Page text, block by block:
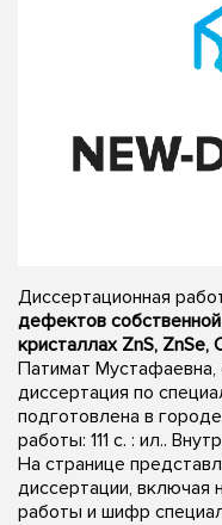
Диссертационная
дефектов
кристаллах ZnS, ZnSe,
Патимат Мустафаевна,
диссертация по
подготовлена в
работы: 111 с. : ил..
На странице
диссертации, включая
работы и шифр